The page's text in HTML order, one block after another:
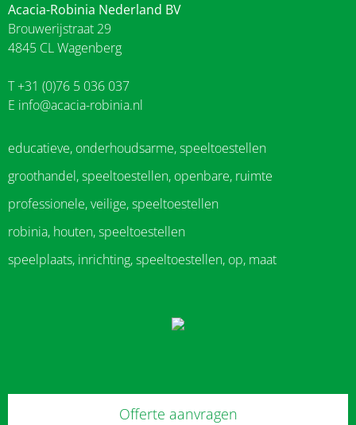
Acacia-Robinia Nederland BV
Brouwerijstraat 29
4845 CL Wagenberg
T +31 (0)76 5 036 037
E info@acacia-robinia.nl
educatieve, onderhoudsarme, speeltoestellen
groothandel, speeltoestellen, openbare, ruimte
professionele, veilige, speeltoestellen
robinia, houten, speeltoestellen
speelplaats, inrichting, speeltoestellen, op, maat
Offerte aanvragen